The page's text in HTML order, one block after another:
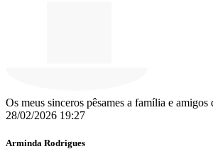
Os meus sinceros pêsames a família e amigos
28/02/2026 19:27
Arminda Rodrigues